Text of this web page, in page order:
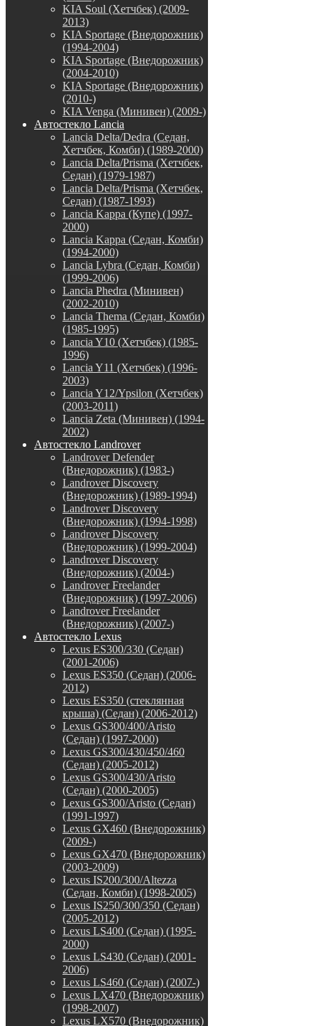
KIA Soul (Хетчбек) (2009-
2013)
KIA Sportage (Внедорожник)
(1994-2004)
KIA Sportage (Внедорожник)
(2004-2010)
KIA Sportage (Внедорожник)
(2010-)
KIA Venga (Минивен) (2009-)
Автостекло Lancia
Lancia Delta/Dedra (Седан,
Хетчбек, Комби) (1989-2000)
Lancia Delta/Prisma (Хетчбек,
Седан) (1979-1987)
Lancia Delta/Prisma (Хетчбек,
Седан) (1987-1993)
Lancia Kappa (Купе) (1997-
2000)
Lancia Kappa (Седан, Комби)
(1994-2000)
Lancia Lybra (Седан, Комби)
(1999-2006)
Lancia Phedra (Минивен)
(2002-2010)
Lancia Thema (Седан, Комби)
(1985-1995)
Lancia Y10 (Хетчбек) (1985-
1996)
Lancia Y11 (Хетчбек) (1996-
2003)
Lancia Y12/Ypsilon (Хетчбек)
(2003-2011)
Lancia Zeta (Минивен) (1994-
2002)
Автостекло Landrover
Landrover Defender
(Внедорожник) (1983-)
Landrover Discovery
(Внедорожник) (1989-1994)
Landrover Discovery
(Внедорожник) (1994-1998)
Landrover Discovery
(Внедорожник) (1999-2004)
Landrover Discovery
(Внедорожник) (2004-)
Landrover Freelander
(Внедорожник) (1997-2006)
Landrover Freelander
(Внедорожник) (2007-)
Автостекло Lexus
Lexus ES300/330 (Седан)
(2001-2006)
Lexus ES350 (Седан) (2006-
2012)
Lexus ES350 (стеклянная
крыша) (Седан) (2006-2012)
Lexus GS300/400/Aristo
(Седан) (1997-2000)
Lexus GS300/430/450/460
(Седан) (2005-2012)
Lexus GS300/430/Aristo
(Седан) (2000-2005)
Lexus GS300/Aristo (Седан)
(1991-1997)
Lexus GX460 (Внедорожник)
(2009-)
Lexus GX470 (Внедорожник)
(2003-2009)
Lexus IS200/300/Altezza
(Седан, Комби) (1998-2005)
Lexus IS250/300/350 (Седан)
(2005-2012)
Lexus LS400 (Седан) (1995-
2000)
Lexus LS430 (Седан) (2001-
2006)
Lexus LS460 (Седан) (2007-)
Lexus LX470 (Внедорожник)
(1998-2007)
Lexus LX570 (Внедорожник)